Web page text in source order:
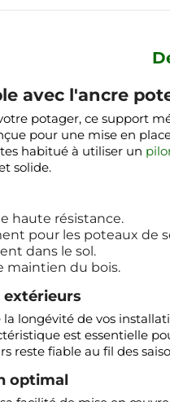
avec l'ancre
potager, ce support
pour une mise en
habitué à utiliser un
solide.
haute résistance.
pour les poteaux de
dans le sol.
maintien du bois.
extérieurs
longévité de vos
est essentielle
reste fiable au fil des
optimal